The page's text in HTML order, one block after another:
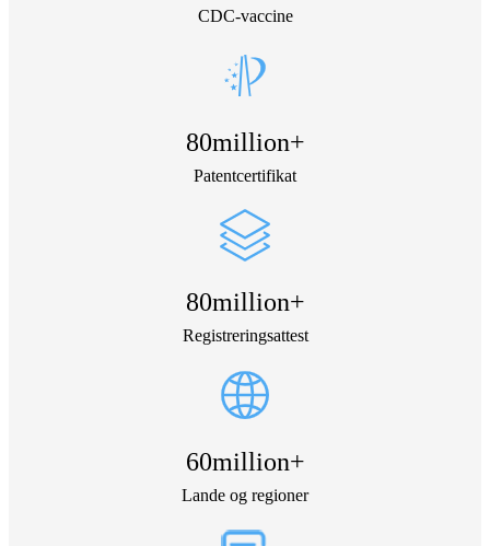
CDC-vaccine
80million+
Patentcertifikat
80million+
Registreringsattest
60million+
Lande og regioner